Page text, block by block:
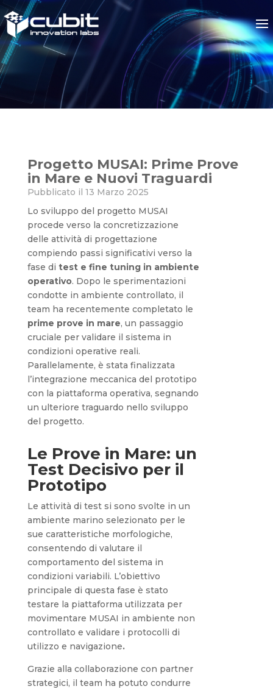
Progetto MUSAI: Prime
Progetto MUSAI: Prime Prove
in Mare e Nuovi Traguardi
Pubblicato il 13 Marzo 2025
Lo sviluppo del progetto MUSAI
procede verso la concretizzazione
delle attività di progettazione
compiendo passi significativi verso la
fase di test e fine tuning in ambiente
operativo. Dopo le sperimentazioni
condotte in ambiente controllato, il
team ha recentemente completato le
prime prove in mare, un passaggio
cruciale per validare il sistema in
condizioni operative reali.
Parallelamente, è stata finalizzata
l’integrazione meccanica del prototipo
con la piattaforma operativa, segnando
un ulteriore traguardo nello sviluppo
del progetto.
Le Prove in Mare: un
Test Decisivo per il
Prototipo
Le attività di test si sono svolte in un
ambiente marino selezionato per le
sue caratteristiche morfologiche,
consentendo di valutare il
comportamento del sistema in
condizioni variabili. L’obiettivo
principale di questa fase è stato
testare la piattaforma utilizzata per
movimentare MUSAI in ambiente non
controllato e validare i protocolli di
utilizzo e navigazione.
Grazie alla collaborazione con partner
strategici, il team ha potuto condurre